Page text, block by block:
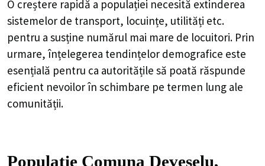
O creștere rapidă a populației necesită extinderea
sistemelor de transport, locuințe, utilități etc.
pentru a susține numărul mai mare de locuitori. Prin
urmare, înțelegerea tendințelor demografice este
esențială pentru ca autoritățile să poată răspunde
eficient nevoilor în schimbare pe termen lung ale
comunității.
Populație Comuna Deveselu,